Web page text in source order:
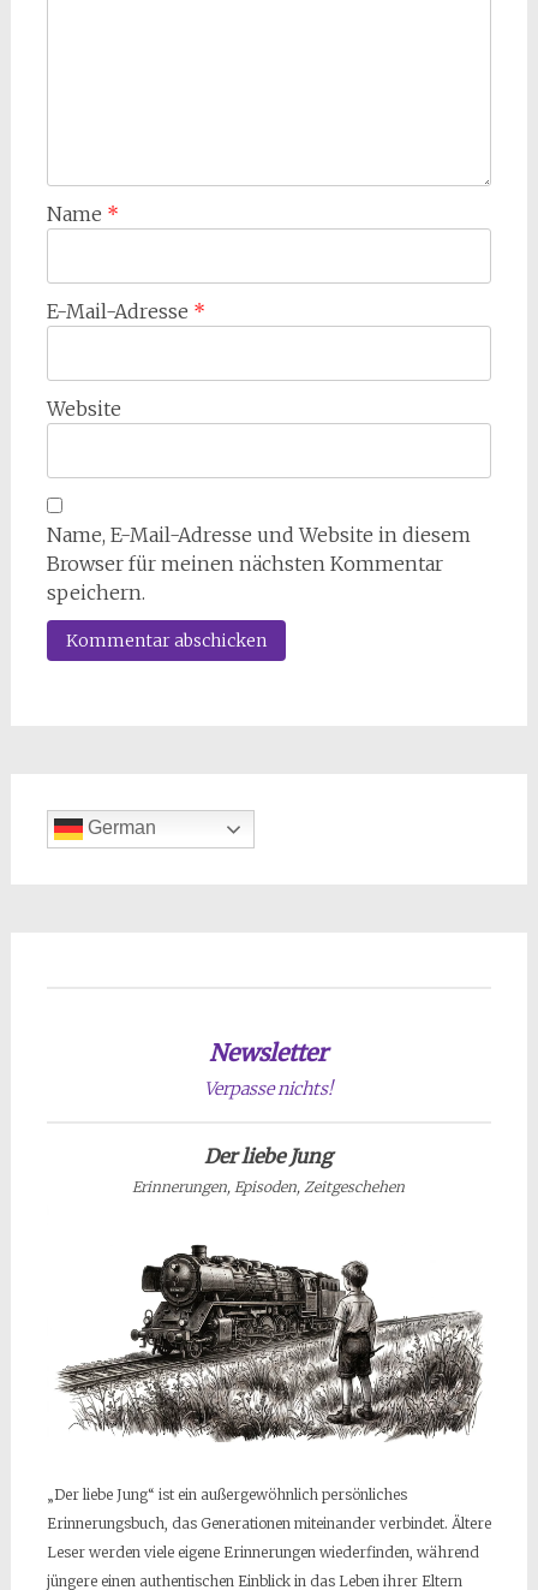
Name *
E-Mail-Adresse *
Website
Name, E-Mail-Adresse und Website in diesem
Browser für meinen nächsten Kommentar
speichern.
German
Newsletter
Verpasse nichts!
Der liebe Jung
Erinnerungen, Episoden, Zeitgeschehen
„Der liebe Jung“ ist ein außergewöhnlich persönliches
Erinnerungsbuch, das Generationen miteinander verbindet. Ältere
Leser werden viele eigene Erinnerungen wiederfinden, während
jüngere einen authentischen Einblick in das Leben ihrer Eltern